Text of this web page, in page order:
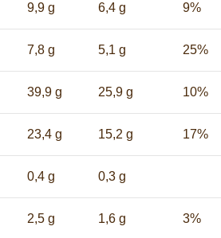
9,9 g 6,4 g 9%
7,8 g 5,1 g 25%
39,9 g 25,9 g 10%
23,4 g 15,2 g 17%
0,4 g 0,3 g
2,5 g 1,6 g 3%